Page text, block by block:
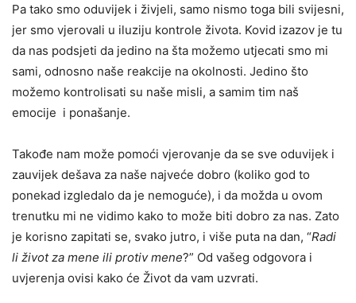
Pa tako smo oduvijek i živjeli, samo nismo toga bili svijesni,
jer smo vjerovali u iluziju kontrole života. Kovid izazov je tu
da nas podsjeti da jedino na šta možemo utjecati smo mi
sami, odnosno naše reakcije na okolnosti. Jedino što
možemo kontrolisati su naše misli, a samim tim naš
emocije i ponašanje.
Takođe nam može pomoći vjerovanje da se sve oduvijek i
zauvijek dešava za naše najveće dobro (koliko god to
ponekad izgledalo da je nemoguće), i da možda u ovom
trenutku mi ne vidimo kako to može biti dobro za nas. Zato
je korisno zapitati se, svako jutro, i više puta na dan, “Radi
li život za mene ili protiv mene?” Od vašeg odgovora i
uvjerenja ovisi kako će Život da vam uzvrati.